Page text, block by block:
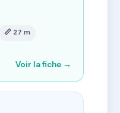
📏 27 m
Voir la fiche →